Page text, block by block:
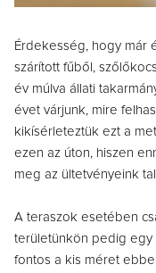
Érdekesség, hogy már
szárított fűből,
év múlva állati
évet várjunk, mire
kikísérleteztük ezt a
ezen az úton, hiszen
meg az ültetvényeink
A teraszok esetében
területünkön pedig egy
fontos a kis méret